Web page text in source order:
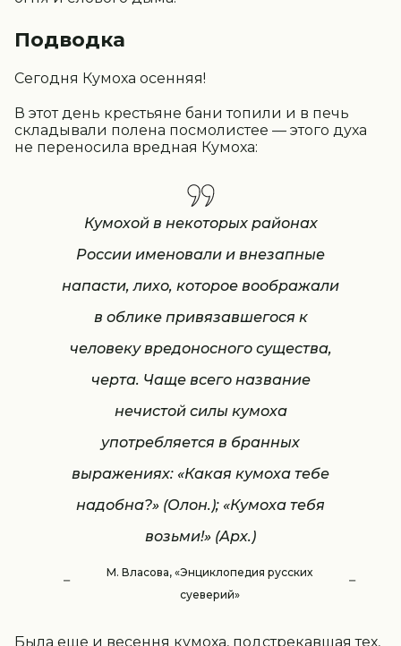
Подводка
Сегодня Кумоха осенняя!
В этот день крестьяне бани топили и в печь
складывали полена посмолистее — этого духа
не переносила вредная Кумоха:
Кумохой в некоторых районах
России именовали и внезапные
напасти, лихо, которое воображали
в облике привязавшегося к
человеку вредоносного существа,
черта. Чаще всего название
нечистой силы кумоха
употребляется в бранных
выражениях: «Какая кумоха тебе
надобна?» (Олон.); «Кумоха тебя
возьми!» (Арх.)
М. Власова, «Энциклопедия русских
суеверий»
Была еще и весення кумоха, подстрекавшая тех,